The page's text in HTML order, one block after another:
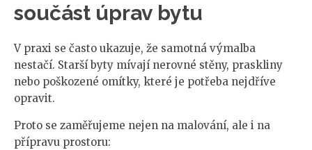
součást úprav bytu
V praxi se často ukazuje, že samotná výmalba
nestačí. Starší byty mívají nerovné stěny, praskliny
nebo poškozené omítky, které je potřeba nejdříve
opravit.
Proto se zaměřujeme nejen na malování, ale i na
přípravu prostoru: